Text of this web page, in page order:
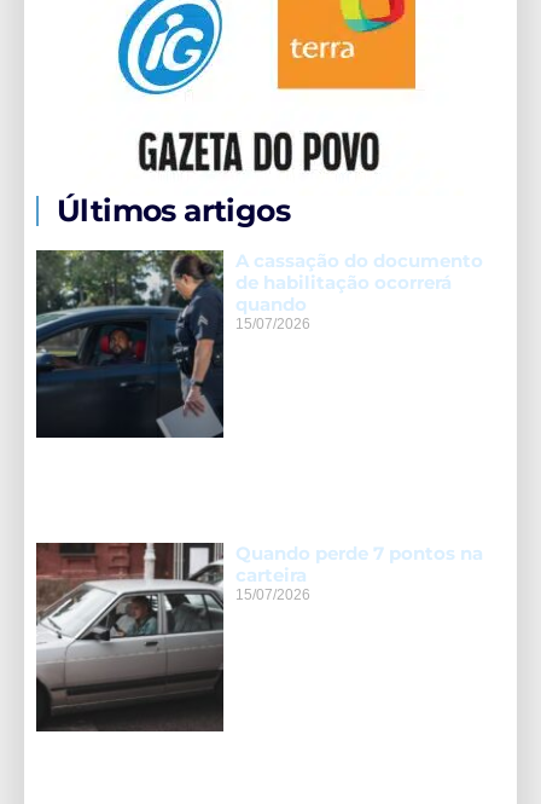
Últimos artigos
A cassação do documento
de habilitação ocorrerá
quando
15/07/2026
Quando perde 7 pontos na
carteira
15/07/2026